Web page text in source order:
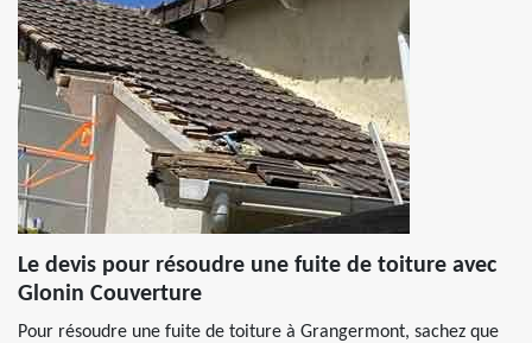
Le devis pour résoudre une fuite de toiture avec
Glonin Couverture
Pour résoudre une fuite de toiture à Grangermont, sachez que